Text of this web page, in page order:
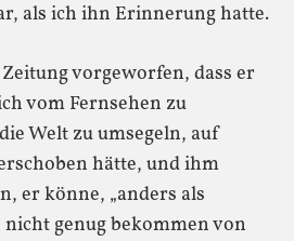
als ich ihn Erinnerung hatte.
vorgeworfen, dass er
vom Fernsehen zu
Welt zu umsegeln, auf
hätte, und ihm
er könne, „anders als
genug bekommen von